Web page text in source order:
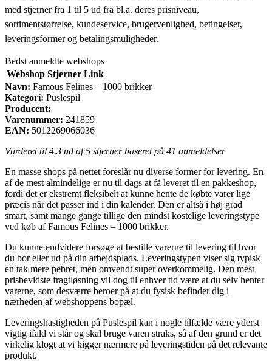
med stjerner fra 1 til 5 ud fra bl.a. deres prisniveau,
sortimentstørrelse, kundeservice, brugervenlighed, betingelser,
leveringsformer og betalingsmuligheder.
Bedst anmeldte webshops
Webshop Stjerner Link
Navn: Famous Felines – 1000 brikker
Kategori: Puslespil
Producent:
Varenummer: 241859
EAN: 5012269066036
Vurderet til 4.3 ud af 5 stjerner baseret på 41 anmeldelser
En masse shops på nettet foreslår nu diverse former for levering. En
af de mest almindelige er nu til dags at få leveret til en pakkeshop,
fordi det er ekstremt fleksibelt at kunne hente de købte varer lige
præcis når det passer ind i din kalender. Den er altså i høj grad
smart, samt mange gange tillige den mindst kostelige leveringstype
ved køb af Famous Felines – 1000 brikker.
Du kunne endvidere forsøge at bestille varerne til levering til hvor
du bor eller ud på din arbejdsplads. Leveringstypen viser sig typisk
en tak mere pebret, men omvendt super overkommelig. Den mest
prisbevidste fragtløsning vil dog til enhver tid være at du selv henter
varerne, som desværre beroer på at du fysisk befinder dig i
nærheden af webshoppens bopæl.
Leveringshastigheden på Puslespil kan i nogle tilfælde være yderst
vigtig ifald vi står og skal bruge varen straks, så af den grund er det
virkelig klogt at vi kigger nærmere på leveringstiden på det relevante
produkt.